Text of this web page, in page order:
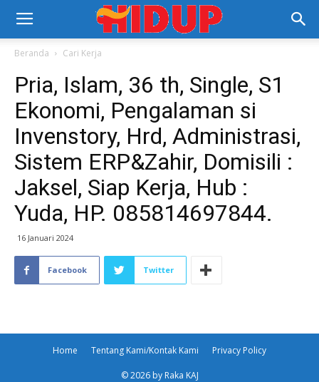
Beranda Cari Kerja
Pria, Islam, 36 th, Single, S1
Ekonomi, Pengalaman si
Invenstory, Hrd, Administrasi,
Sistem ERP&Zahir, Domisili :
Jaksel, Siap Kerja, Hub :
Yuda, HP. 085814697844.
16 Januari 2024
Facebook Twitter
Home Tentang Kami/Kontak Kami Privacy Policy
© 2026 by Raka KAJ